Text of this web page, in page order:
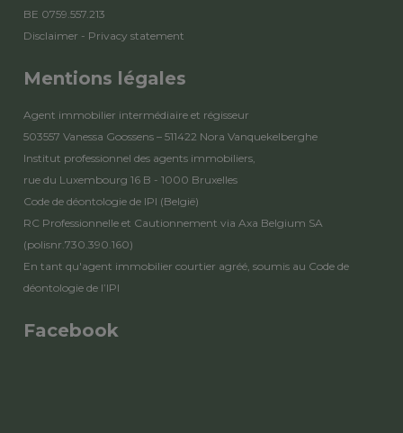
BE 0759.557.213
Disclaimer - Privacy statement
Mentions légales
Agent immobilier intermédiaire et régisseur
503557 Vanessa Goossens – 511422 Nora Vanquekelberghe
Institut professionnel des agents immobiliers,
rue du Luxembourg 16 B - 1000 Bruxelles
Code de déontologie de IPI (België)
RC Professionnelle et Cautionnement via Axa Belgium SA
(polisnr.730.390.160)
En tant qu'agent immobilier courtier agréé, soumis au Code de
déontologie de l’IPI
Facebook